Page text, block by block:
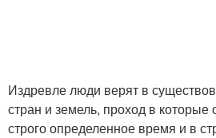
Издревле люди верят в
стран и земель, проход в которые
строго определенное время и в